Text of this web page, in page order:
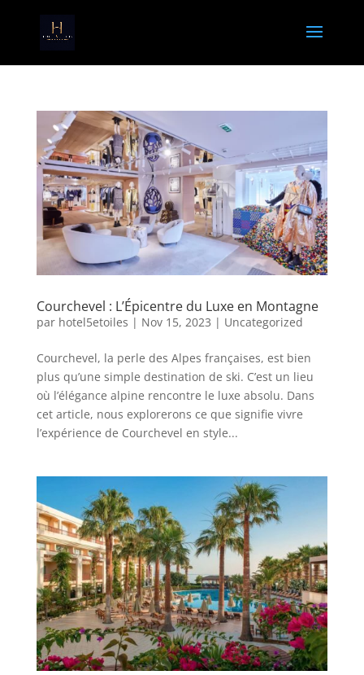
Courchevel : L’Épicentre du Luxe en Montagne
par hotel5etoiles | Nov 15, 2023 | Uncategorized
Courchevel, la perle des Alpes françaises, est bien
plus qu’une simple destination de ski. C’est un lieu
où l’élégance alpine rencontre le luxe absolu. Dans
cet article, nous explorerons ce que signifie vivre
l’expérience de Courchevel en style...